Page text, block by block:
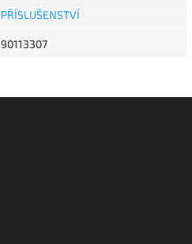
PŘÍSLUŠENSTVÍ
90113307